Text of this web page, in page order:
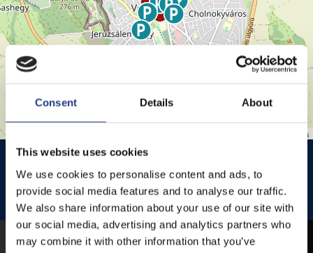
Consent Details About
This website uses cookies
We use cookies to personalise content and ads, to
provide social media features and to analyse our traffic.
We also share information about your use of our site with
our social media, advertising and analytics partners who
may combine it with other information that you’ve
contributors
HISTÓRIA KERT HISTÓRIA KERT ESŐHELYSZÍNE
JEZSUITA TEMPLOM JEZSUITA TEMPLOMKERT ESŐHELYSZÍNE
ROZÉ, RIZLING, JAZZ FESZTIVÁL